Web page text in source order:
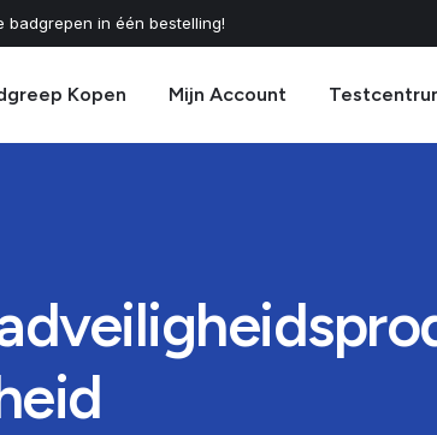
badgrepen in één bestelling!
Kopen Mijn Account